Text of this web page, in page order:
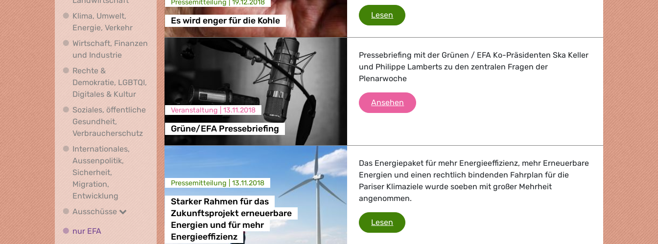
Klima, Umwelt,
Energie, VerkehrKlima, Umwelt, Energie, Verkehr
Wirtschaft, Finanzen
und IndustrieWirtschaft, Finanzen und Industrie
Rechte &
Demokratie, LGBTQI,
Digitales & KulturRechte & Demokratie, LGBTQI, Digitales & Kultur
Soziales, öffentliche
Gesundheit,
VerbraucherschutzSoziales, öffentliche Gesundheit, Verbraucherschutz
Internationales,
Aussenpolitik,
Sicherheit,
Migration,
Entwicklung Internationales, Aussenpolitik, Sicherheit, Migration, Entwicklung
Ausschüsse
Ausschüsse
nur EFA
Presse­mitteilung | 19.12.2018
Es wird enger für die Kohle
Lesen Es wird enger für die Kohle
Veranstaltung | 13.11.2018
Grüne/EFA Pressebriefing
Pressebriefing mit der Grünen / EFA Ko-Präsidenten Ska Keller
und Philippe Lamberts zu den zentralen Fragen der
Plenarwoche
Ansehen Grüne/EFA Pressebriefing
Presse­mitteilung | 13.11.2018
Starker Rahmen für das
Zukunftsprojekt erneuerbare
Energien und für mehr
Energieeffizienz
Das Energiepaket für mehr Energieeffizienz, mehr Erneuerbare
Energien und einen rechtlich bindenden Fahrplan für die
Pariser Klimaziele wurde soeben mit großer Mehrheit
angenommen.
Lesen Starker Rahmen für das Zukunftsprojekt erneuerbare Energien und für